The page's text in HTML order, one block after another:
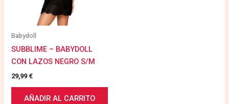
Babydoll
SUBBLIME – BABYDOLL
CON LAZOS NEGRO S/M
29,99€
AÑADIR AL CARRITO